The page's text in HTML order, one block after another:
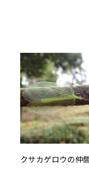
クサカゲロウの仲